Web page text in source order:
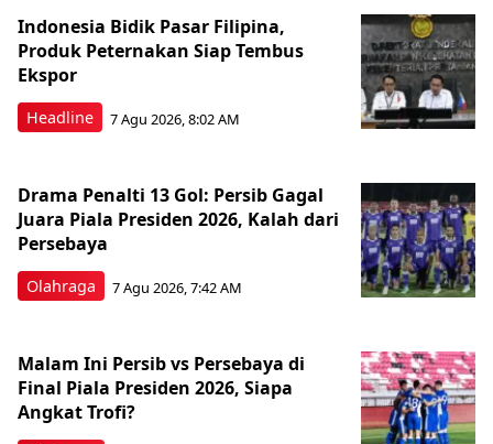
Headline
Indonesia Bidik Pasar Filipina,
Produk Peternakan Siap Tembus
Ekspor
7 Agu 2026, 8:02 AM
Olahraga
Drama Penalti 13 Gol: Persib Gagal
Juara Piala Presiden 2026, Kalah dari
Persebaya
7 Agu 2026, 7:42 AM
Malam Ini Persib vs Persebaya di
Final Piala Presiden 2026, Siapa
Angkat Trofi?